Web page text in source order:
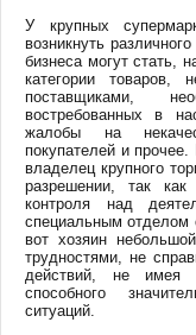
У крупных
возникнуть
бизнеса могут стать,
категории товаров,
поставщиками,
востребованных в
жалобы на
покупателей и
владелец крупного
разрешении, так как
контроля над
специальным отделом
вот хозяин
трудностями, не
действий, не имея
способного
ситуаций.